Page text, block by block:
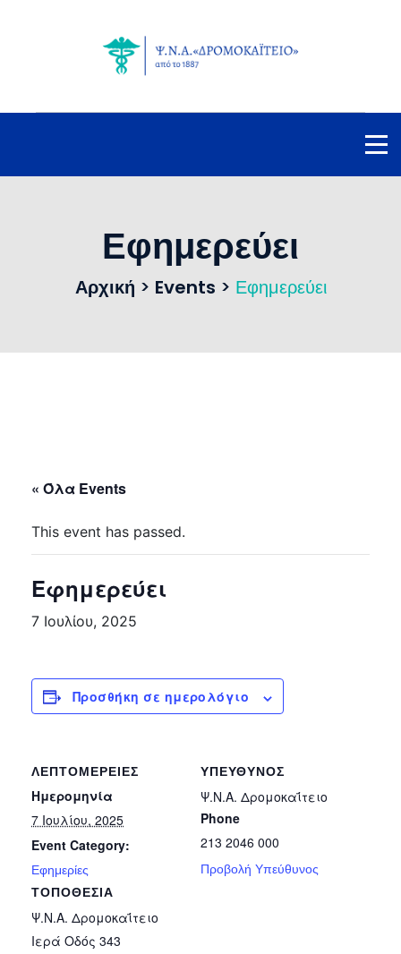
Εφημερεύει
Αρχική > Events > Εφημερεύει
« Όλα Events
This event has passed.
Εφημερεύει
7 Ιουλίου, 2025
Προσθήκη σε ημερολόγιο
ΛΕΠΤΟΜΈΡΕΙΕΣ
Ημερομηνία
7 Ιουλίου, 2025
Event Category:
Εφημερίες
ΤΟΠΟΘΕΣΊΑ
Ψ.Ν.Α. Δρομοκαΐτειο
Ιερά Οδός 343
ΥΠΕΎΘΥΝΟΣ
Ψ.Ν.Α. Δρομοκαΐτειο
Phone
213 2046 000
Προβολή Υπεύθυνος